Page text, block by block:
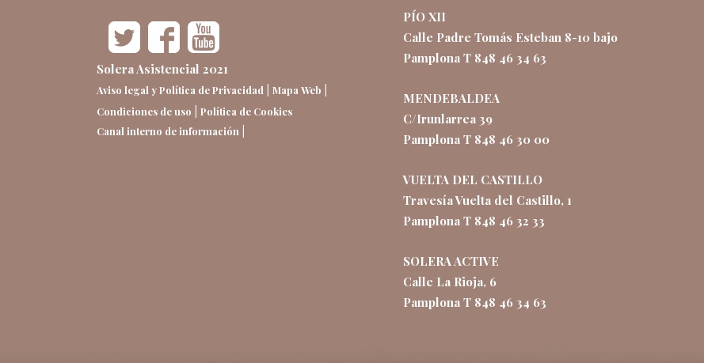
Solera Asistencial 2021
Aviso legal y Política de Privacidad Mapa Web
Condiciones de uso
Política de Cookies
Canal interno de información
PÍO XII
Calle Padre Tomás Esteban 8-10 bajo
Pamplona T 848 46 34 63
MENDEBALDEA
C/Irunlarrea 39
Pamplona T 848 46 30 00
VUELTA DEL CASTILLO
Travesía Vuelta del Castillo, 1
Pamplona T 848 46 32 33
SOLERA ACTIVE
Calle La Rioja, 6
Pamplona T 848 46 34 63